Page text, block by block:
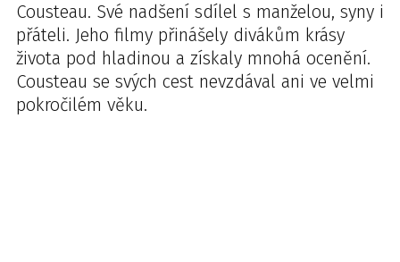
Cousteau. Své nadšení sdílel s manželou, syny i
přáteli. Jeho filmy přinášely divákům krásy
života pod hladinou a získaly mnohá ocenění.
Cousteau se svých cest nevzdával ani ve velmi
pokročilém věku.